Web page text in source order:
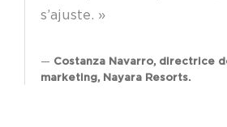
s’ajuste. »
Costanza Navarro, directrice
marketing, Nayara Resorts.